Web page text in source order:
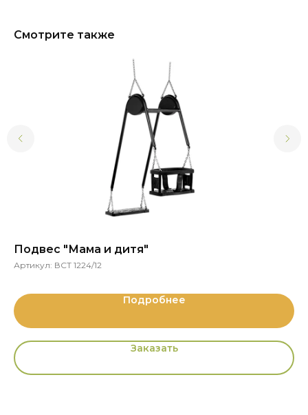
Смотрите также
Подвес "Мама и дитя"
Артикул: ВСТ 1224/12
Подробнее
Заказать